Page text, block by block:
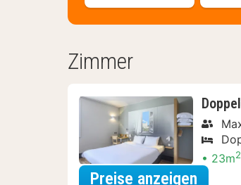
Zimmer
23m2
Preise anzeigen